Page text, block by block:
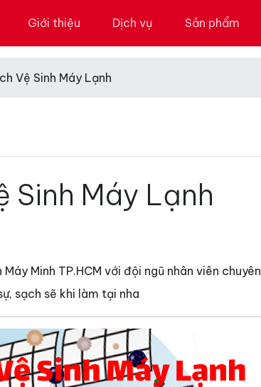
Giới thiệu Dịch vụ Sản phẩm
Vệ Sinh Máy Lạnh
Sinh Máy Lạnh
Minh TP.HCM với đội ngũ nhân viên chuyên
sạch sẽ khi làm tại nha